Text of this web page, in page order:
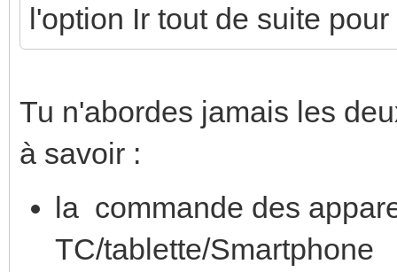
l'option Ir tout de suite
Tu n'abordes jamais les
à savoir :
la commande des
TC/tablette/Smartphone